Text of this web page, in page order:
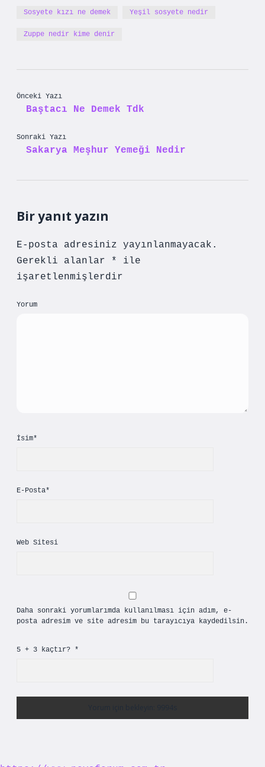
Sosyete kızı ne demek Yeşil sosyete nedir
Zuppe nedir kime denir
Önceki Yazı
Baştacı Ne Demek Tdk
Sonraki Yazı
Sakarya Meşhur Yemeği Nedir
Bir yanıt yazın
E-posta adresiniz yayınlanmayacak.
Gerekli alanlar
*
ile
işaretlenmişlerdir
Yorum
İsim*
E-Posta*
Web Sitesi
Daha sonraki yorumlarımda kullanılması için adım, e-
posta adresim ve site adresim bu tarayıcıya kaydedilsin.
5 + 3 kaçtır? *